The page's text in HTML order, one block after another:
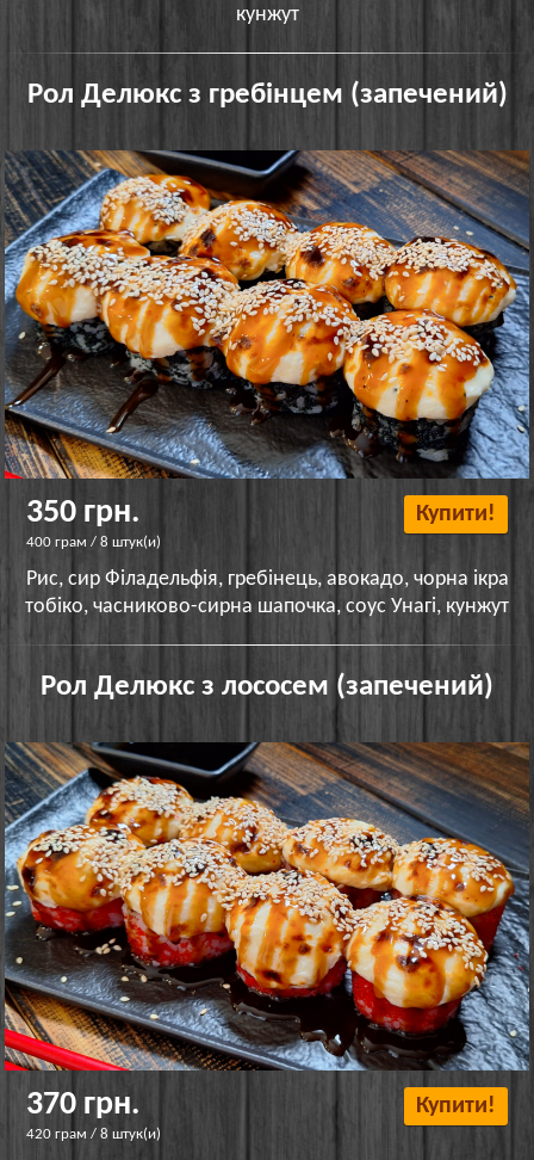
кунжут
Рол Делюкс з гребінцем (запечений)
350 грн.
400 грам / 8 штук(и)
Купити!
Рис, сир Філадельфія, гребінець, авокадо, чорна ікра
тобіко, часниково-сирна шапочка, соус Унагі, кунжут
Рол Делюкс з лососем (запечений)
370 грн.
420 грам / 8 штук(и)
Купити!